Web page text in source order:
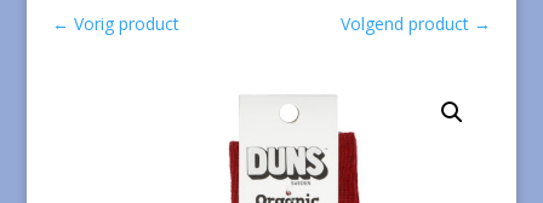
← Vorig product Volgend product →